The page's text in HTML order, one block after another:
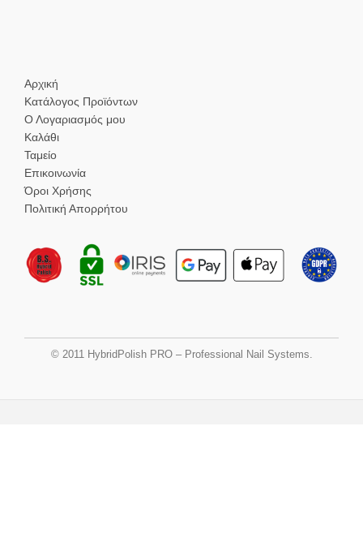
Αρχική
Κατάλογος Προϊόντων
Ο Λογαριασμός μου
Καλάθι
Ταμείο
Επικοινωνία
Όροι Χρήσης
Πολιτική Απορρήτου
© 2011 HybridPolish PRO – Professional Nail Systems.